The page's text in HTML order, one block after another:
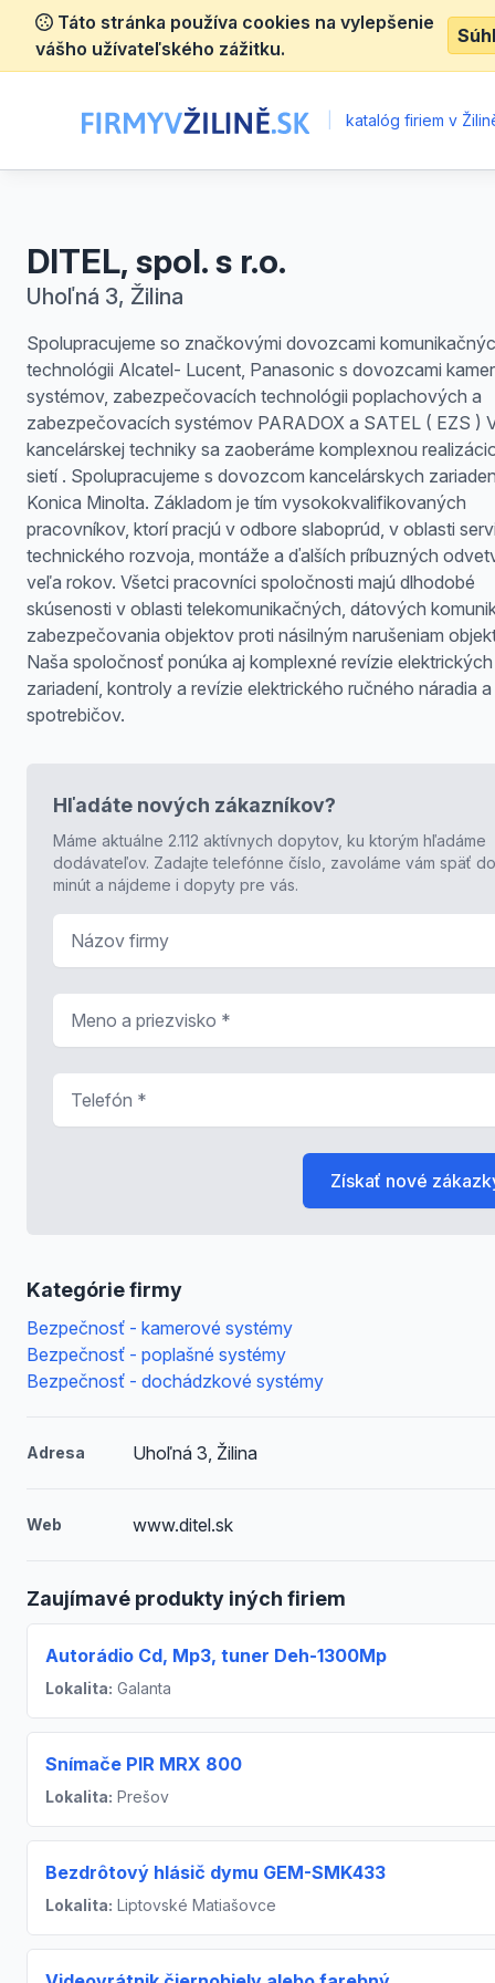
Táto stránka používa cookies na vylepšenie
vášho užívateľského zážitku.
katalóg firiem v
DITEL, spol. s r.o.
Uhoľná 3, Žilina
Spolupracujeme so značkovými dovozcami
technológii Alcatel- Lucent, Panasonic s dovozcami
systémov, zabezpečovacích technológii poplachových a
zabezpečovacích systémov PARADOX a SATEL ( EZS )
kancelárskej techniky sa zaoberáme komplexnou
sietí . Spolupracujeme s dovozcom kancelárskych
Konica Minolta. Základom je tím vysokokvalifikovaných
pracovníkov, ktorí pracjú v odbore slaboprúd, v oblasti
technického rozvoja, montáže a ďalších príbuzných
veľa rokov. Všetci pracovníci spoločnosti majú dlhodobé
skúsenosti v oblasti telekomunikačných, dátových
zabezpečovania objektov proti násilným narušeniam
Naša spoločnosť ponúka aj komplexné revízie elektrických
zariadení, kontroly a revízie elektrického ručného náradia a
spotrebičov.
Kategórie firmy
Bezpečnosť - kamerové systémy
Bezpečnosť - poplašné systémy
Bezpečnosť - dochádzkové systémy
Adresa Uhoľná 3, Žilina
Web www.ditel.sk
Zaujímavé produkty iných firiem
Autorádio Cd, Mp3, tuner Deh-1300Mp
Lokalita: Galanta
Snímače PIR MRX 800
Lokalita: Prešov
Bezdrôtový hlásič dymu GEM-SMK433
Lokalita: Liptovské Matiašovce
Hľadáte nových zákazníkov?
Máme aktuálne 2.112 aktívnych dopytov, ku ktorým hľadáme
dodávateľov. Zadajte telefónne číslo, zavoláme vám späť
minút a nájdeme i dopyty pre vás.
Získať nové